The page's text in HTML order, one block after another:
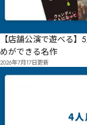
【店舗公演で遊べる
めができる名作
2026年7月17日更新